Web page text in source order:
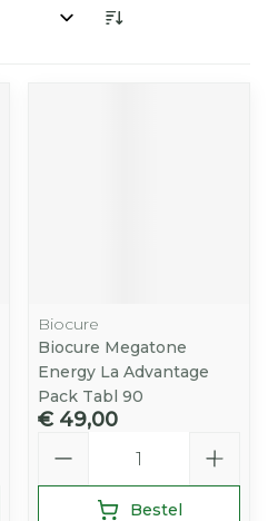
Biocure
Biocure Megatone
Energy La Advantage
Pack Tabl 90
€ 49,00
Bestel